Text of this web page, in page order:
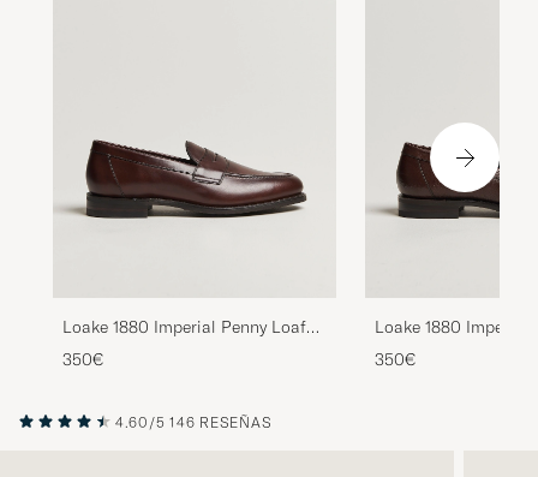
Loake 1880 Imperial Penny Loafer
Dark Brown
350€
Loake 1880 Imperial
Penny Loafer Dark
350€
4.60/5 146 RESEÑAS